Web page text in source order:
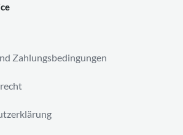
Zahlungsbedingungen